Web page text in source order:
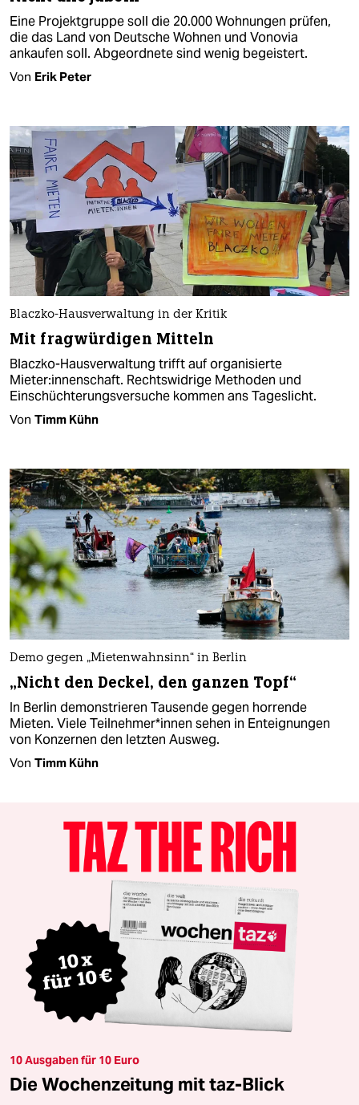
Eine Projektgruppe soll die 20.000 Wohnungen prüfen,
die das Land von Deutsche Wohnen und Vonovia
ankaufen soll. Abgeordnete sind wenig begeistert.
Von Erik Peter
Blaczko-Hausverwaltung in der Kritik
Mit fragwürdigen Mitteln
Blaczko-Hausverwaltung trifft auf organisierte
Mieter:innenschaft. Rechtswidrige Methoden und
Einschüchterungsversuche kommen ans Tageslicht.
Von Timm Kühn
Demo gegen „Mietenwahnsinn“ in Berlin
„Nicht den Deckel, den ganzen Topf“
In Berlin demonstrieren Tausende gegen horrende
Mieten. Viele Teil­neh­me­r*in­nen sehen in Enteignungen
von Konzernen den letzten Ausweg.
Von Timm Kühn
10 Ausgaben für 10 Euro
Die Wochenzeitung mit taz-Blick